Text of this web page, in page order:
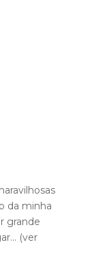
da minha
grande
(ver